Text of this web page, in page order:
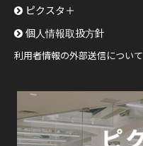
ピクスタ＋
個人情報取扱方針
利用者情報の外部送信について